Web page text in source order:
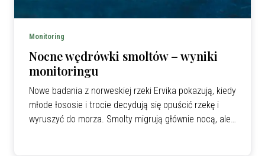
Monitoring
Nocne wędrówki smoltów – wyniki
monitoringu
Nowe badania z norweskiej rzeki Ervika pokazują, kiedy
młode łososie i trocie decydują się opuścić rzekę i
wyruszyć do morza. Smolty migrują głównie nocą, ale